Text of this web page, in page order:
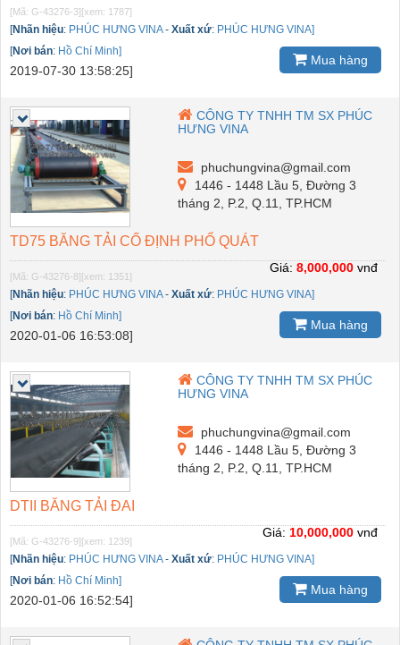
[Mã: G-43276-3][xem: 1787]
[Nhãn hiệu: PHÚC HƯNG VINA- Xuất xứ: PHÚC HƯNG VINA]
[Nơi bán: Hồ Chí Minh]
2019-07-30 13:58:25]
Mua hàng
CÔNG TY TNHH TM SX PHÚC
HƯNG VINA
phuchungvina@gmail.com
1446 - 1448 Lầu 5, Đường 3
tháng 2, P.2, Q.11, TP.HCM
TD75 BĂNG TẢI CỐ ĐỊNH PHỔ QUÁT
[Mã: G-43276-8][xem: 1351]
[Nhãn hiệu: PHÚC HƯNG VINA- Xuất xứ: PHÚC HƯNG VINA]
[Nơi bán: Hồ Chí Minh]
2020-01-06 16:53:08]
Giá: 8,000,000 vnđ
Mua hàng
CÔNG TY TNHH TM SX PHÚC
HƯNG VINA
phuchungvina@gmail.com
1446 - 1448 Lầu 5, Đường 3
tháng 2, P.2, Q.11, TP.HCM
DTII BĂNG TẢI ĐAI
[Mã: G-43276-9][xem: 1239]
[Nhãn hiệu: PHÚC HƯNG VINA- Xuất xứ: PHÚC HƯNG VINA]
[Nơi bán: Hồ Chí Minh]
2020-01-06 16:52:54]
Giá: 10,000,000 vnđ
Mua hàng